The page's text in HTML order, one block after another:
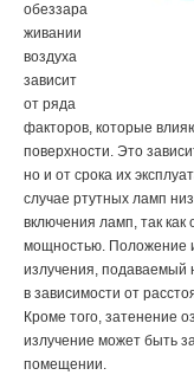
обеззара
живании
воздуха
зависит
от ряда
факторов, которые
поверхности. Это
но и от срока их
случае ртутных ламп
включения ламп, так
мощностью. Положение
излучения, подаваемый
в зависимости от
Кроме того, затенение
излучение может быть
помещении.